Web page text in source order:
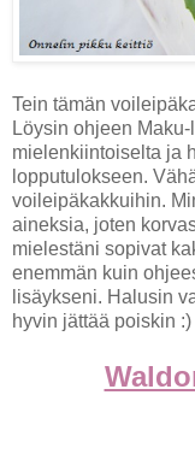
Tein tämän
Löysin ohjeen
mielenkiintoiselta ja
lopputulokseen.
voileipäkakkuihin.
aineksia, joten
mielestäni sopivat
enemmän kuin
lisäykseni. Halusin
hyvin jättää poiskin